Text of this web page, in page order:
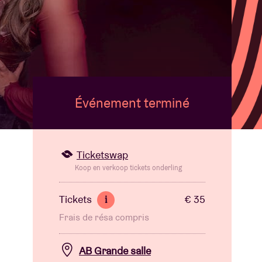
Événement terminé
Ticketswap
Koop en verkoop tickets onderling
Tickets i € 35
Frais de résa compris
AB Grande salle